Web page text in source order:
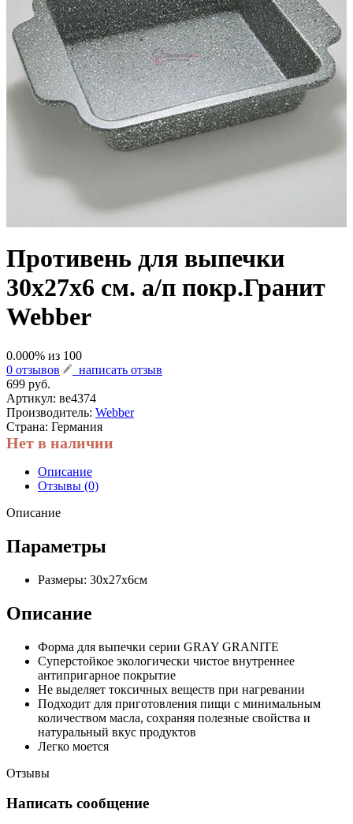
Противень для выпечки
30х27х6 см. а/п покр.Гранит
Webber
0.000% из 100
0 отзывов
написать отзыв
699 руб.
Артикул: ве4374
Производитель: Webber
Страна: Германия
Нет в наличии
Описание
Отзывы (0)
Описание
Параметры
Размеры: 30x27x6см
Описание
Форма для выпечки серии GRAY GRANITE
Суперстойкое экологически чистое внутреннее
антипригарное покрытие
Не выделяет токсичных веществ при нагревании
Подходит для приготовления пищи с минимальным
количеством масла, сохраняя полезные свойства и
натуральный вкус продуктов
Легко моется
Отзывы
Написать сообщение